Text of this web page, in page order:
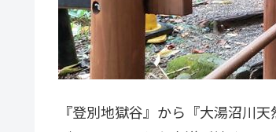
『登別地獄谷』から『大湯沼川